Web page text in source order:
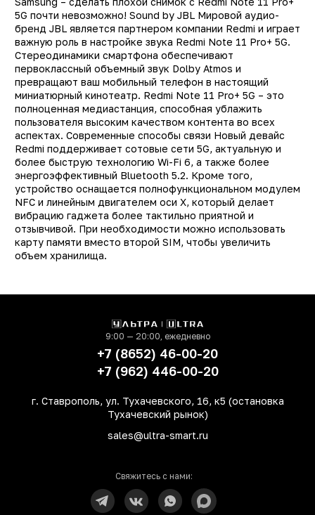
5G почти невозможно! Sound by JBL Мировой аудио-
бренд JBL является партнером компании Redmi и играет
важную роль в настройке звука Redmi Note 11 Pro+ 5G.
Стереодинамики смартфона обеспечивают
первоклассный объемный звук Dolby Atmos и
превращают ваш мобильный телефон в настоящий
миниатюрный кинотеатр. Redmi Note 11 Pro+ 5G – это
полноценная медиастанция, способная ублажить
пользователя высоким качеством контента во всех
аспектах. Современные способы связи Новый девайс
Redmi поддерживает сотовые сети 5G, актуальную и
более быструю технологию Wi-Fi 6, а также более
энергоэффективный Bluetooth 5.2. Кроме того,
устройство оснащается полнофункциональном модулем
NFC и линейным двигателем оси X, который делает
вибрацию гаджета более тактильно приятной и
отзывчивой. При необходимости можно использовать
карту памяти вместо второй SIM, чтобы увеличить
объем хранилища.
ID (Распознавание
гироскоп,
освещенности,
163.6 х 76.1 х 8.3
9:00 — 20:00, ежедневно
+7 (8652) 46-00-20
+7 (962) 446-00-20
г. Ставрополь, ул. Тухачевского, 16, к5 (остановка
Тухачевский рынок)
sales@ultra-smart.ru
Свяжитесь с нами: